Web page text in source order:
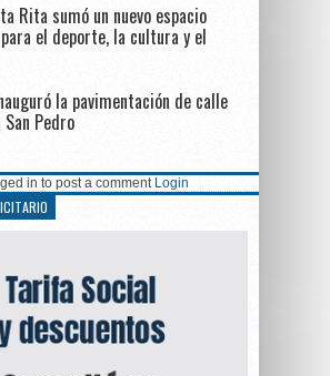
Rita sumó un nuevo espacio
el deporte, la cultura y el
la pavimentación de calle
Pedro
in to post a comment Login